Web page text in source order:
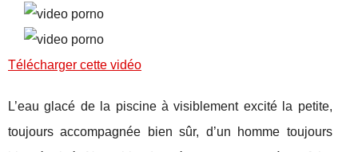
Télécharger cette vidéo
L’eau glacé de la piscine à visiblement excité la petite,
toujours accompagnée bien sûr, d’un homme toujours